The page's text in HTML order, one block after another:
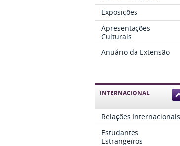
Exposições
Apresentações
Culturais
Anuário da Extensão
INTERNACIONAL
Relações Internacionais
Estudantes
Estrangeiros